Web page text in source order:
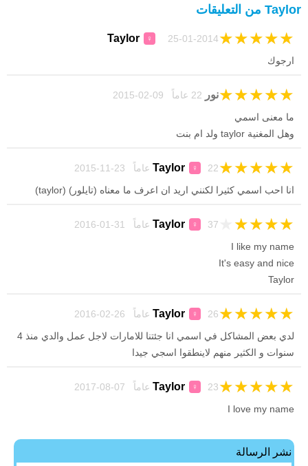
Taylor من التعليقات
Taylor ♀ 25-01-2014 ★
★
★
★
★
ارجوك
نور ★
★
★
★
★
ما معنى اسمي
وهل المغنية taylor ولد ام بنت
Taylor ♀ 22 عاماً 23-11-2015 ★
★
★
★
★
انا احب اسمي كثيرا لكنني اريد ان اعرف ما معناه (تايلور) (taylor)
Taylor ♀ 37 عاماً 31-01-2016 ★
★
★
★
I like my name
It's easy and nice
Taylor
Taylor ♀ 26 عاماً 26-02-2016 ★
★
★
★
★
لدي بعض المشاكل في اسمي انا جئتنا للامارات لاجل عمل والدي منذ 4
سنوات و الكثير منهم لاينطقوا اسجي جيدا
Taylor ♀ 23 عاماً 07-08-2017 ★
★
★
★
★
I love my name
نشر الرسالة